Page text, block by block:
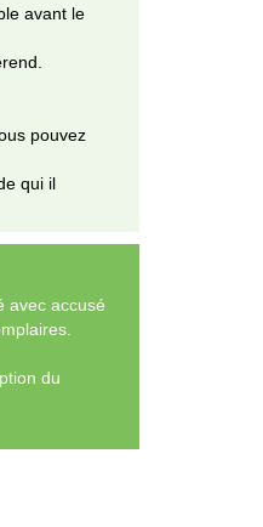
avant le
pouvez
qui il
avec accusé
du